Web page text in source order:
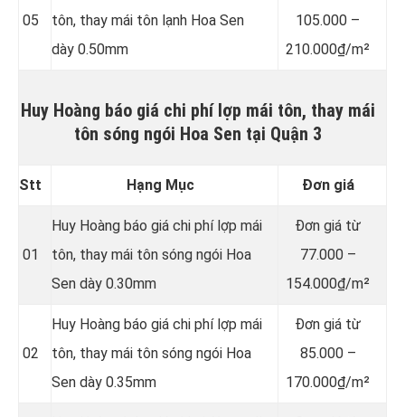
05
tôn, thay mái tôn lạnh Hoa Sen
dày 0.50mm
105.000 –
210.000₫/m²
Huy Hoàng báo giá chi phí lợp mái tôn, thay mái
tôn sóng ngói Hoa Sen tại Quận 3
Stt Hạng Mục Đơn giá
01
Huy Hoàng báo giá chi phí lợp mái
tôn, thay mái tôn sóng ngói Hoa
Sen dày 0.30mm
Đơn giá từ
77.000 –
154.000₫/m²
02
Huy Hoàng báo giá chi phí lợp mái
tôn, thay mái tôn sóng ngói Hoa
Sen dày 0.35mm
Đơn giá từ
85.000 –
170.000₫/m²